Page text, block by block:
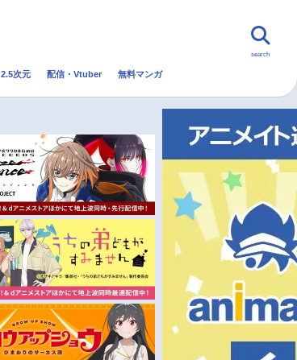
トレンド 無料マンガ
秋アニメ
冬アニメ
search
2.5次元 配信・Vtuber 無料マンガ